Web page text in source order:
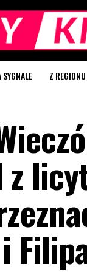
SYGNALE Z REGIONU
z